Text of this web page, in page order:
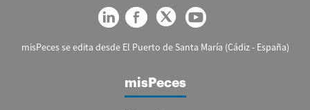
misPeces se edita desde El Puerto de Santa María (Cádiz - España)
misPeces